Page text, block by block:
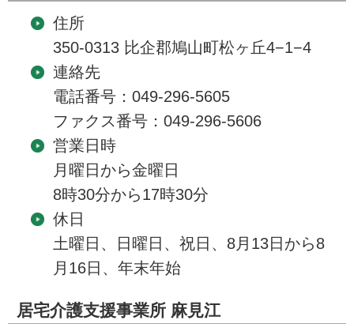
住所
350-0313 比企郡鳩山町松ヶ丘4−1−4
連絡先
電話番号：049-296-5605
ファクス番号：049-296-5606
営業日時
月曜日から金曜日
8時30分から17時30分
休日
土曜日、日曜日、祝日、8月13日から8
月16日、年末年始
居宅介護支援事業所 麻見江